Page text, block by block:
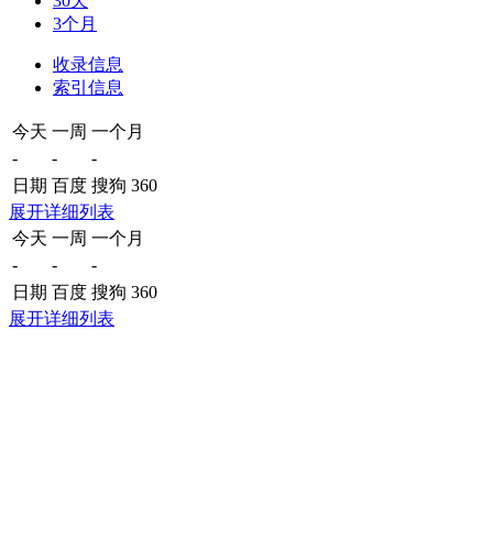
3个月
收录信息
索引信息
今天 一周 一个月
-
-
-
日期 百度 搜狗 360
展开详细列表
今天 一周 一个月
-
-
-
日期 百度 搜狗 360
展开详细列表